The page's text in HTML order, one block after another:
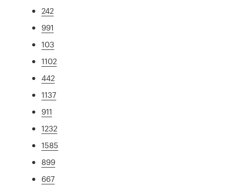
242
991
103
1102
442
1137
911
1232
1585
899
667